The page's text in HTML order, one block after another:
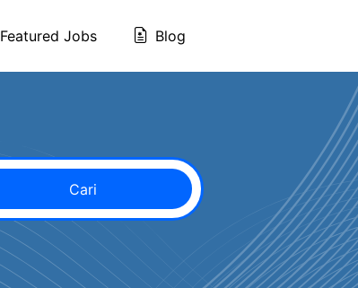
Featured Jobs Blog
Cari